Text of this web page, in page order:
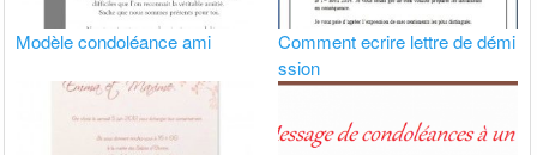
Modèle condoléance ami
Comment ecrire lettre de démi
ssion